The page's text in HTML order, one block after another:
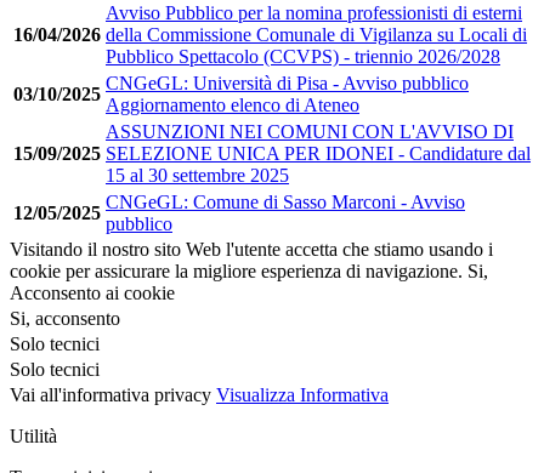
16/04/2026
Avviso Pubblico per la nomina professionisti di esterni
della Commissione Comunale di Vigilanza su Locali di
Pubblico Spettacolo (CCVPS) - triennio 2026/2028
03/10/2025
CNGeGL: Università di Pisa - Avviso pubblico
Aggiornamento elenco di Ateneo
15/09/2025
ASSUNZIONI NEI COMUNI CON L'AVVISO DI
SELEZIONE UNICA PER IDONEI - Candidature dal
15 al 30 settembre 2025
12/05/2025
CNGeGL: Comune di Sasso Marconi - Avviso
pubblico
Visitando il nostro sito Web l'utente accetta che stiamo usando i
cookie per assicurare la migliore esperienza di navigazione. Si,
Acconsento ai cookie
Si, acconsento
Solo tecnici
Solo tecnici
Vai all'informativa privacy Visualizza Informativa
Utilità